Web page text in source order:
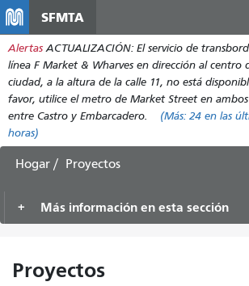
contenido
principal
SFMTA
Alertas ACTUALIZACIÓN: El servicio de
línea F Market & Wharves en dirección al centro
ciudad, a la altura de la calle 11, no está
favor, utilice el metro de Market Street en
entre Castro y Embarcadero.
(Más: 24 en las
horas)
Hogar Proyectos
Más información en esta sección
Proyectos